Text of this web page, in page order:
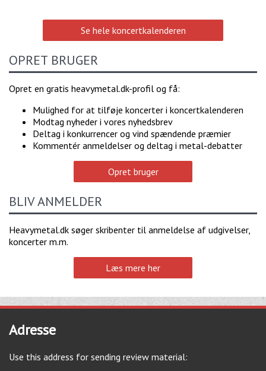
Se hele koncertkalenderen
OPRET BRUGER
Opret en gratis heavymetal.dk-profil og få:
Mulighed for at tilføje koncerter i koncertkalenderen
Modtag nyheder i vores nyhedsbrev
Deltag i konkurrencer og vind spændende præmier
Kommentér anmeldelser og deltag i metal-debatter
Opret bruger
BLIV ANMELDER
Heavymetal.dk søger skribenter til anmeldelse af udgivelser,
koncerter m.m.
Læs mere her
Adresse
Use this address for sending review material: